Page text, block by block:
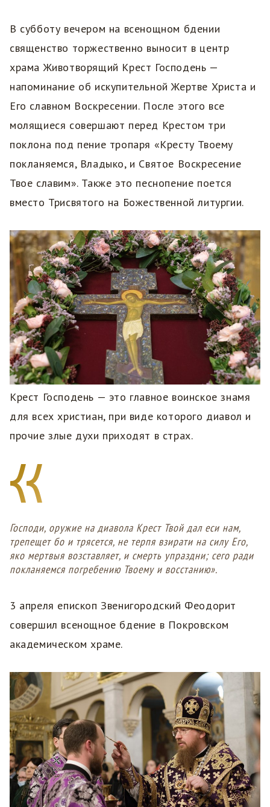
В субботу вечером на всенощном бдении
священство торжественно выносит в центр
храма Животворящий Крест Господень —
напоминание об искупительной Жертве Христа и
Его славном Воскресении. После этого все
молящиеся совершают перед Крестом три
поклона под пение тропаря «Кресту Твоему
покланяемся, Владыко, и Святое Воскресение
Твое славим». Также это песнопение поется
вместо Трисвятого на Божественной литургии.
Крест Господень — это главное воинское знамя
для всех христиан, при виде которого диавол и
прочие злые духи приходят в страх.
Господи, оружие на диавола Крест Твой дал еси нам,
трепещет бо и трясется, не терпя взирати на силу Его,
яко мертвыя возставляет, и смерть упраздни; сего ради
покланяемся погребению Твоему и восстанию».
3 апреля епископ Звенигородский Феодорит
совершил всенощное бдение в Покровском
академическом храме.